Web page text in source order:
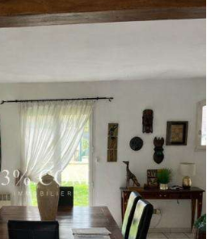
agent commercial
risques liés à ce bien sont
agent commercial
par un Agent Mandataire -